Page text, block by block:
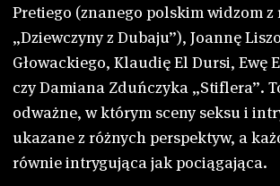
Pretiego (znanego polskim widzom
„Dziewczyny z Dubaju”), Joannę
Głowackiego, Klaudię El Dursi, Ewę
czy Damiana Zduńczyka „Stiflera”.
odważne, w którym sceny seksu i
ukazane z różnych perspektyw, a
równie intrygująca jak pociągająca.